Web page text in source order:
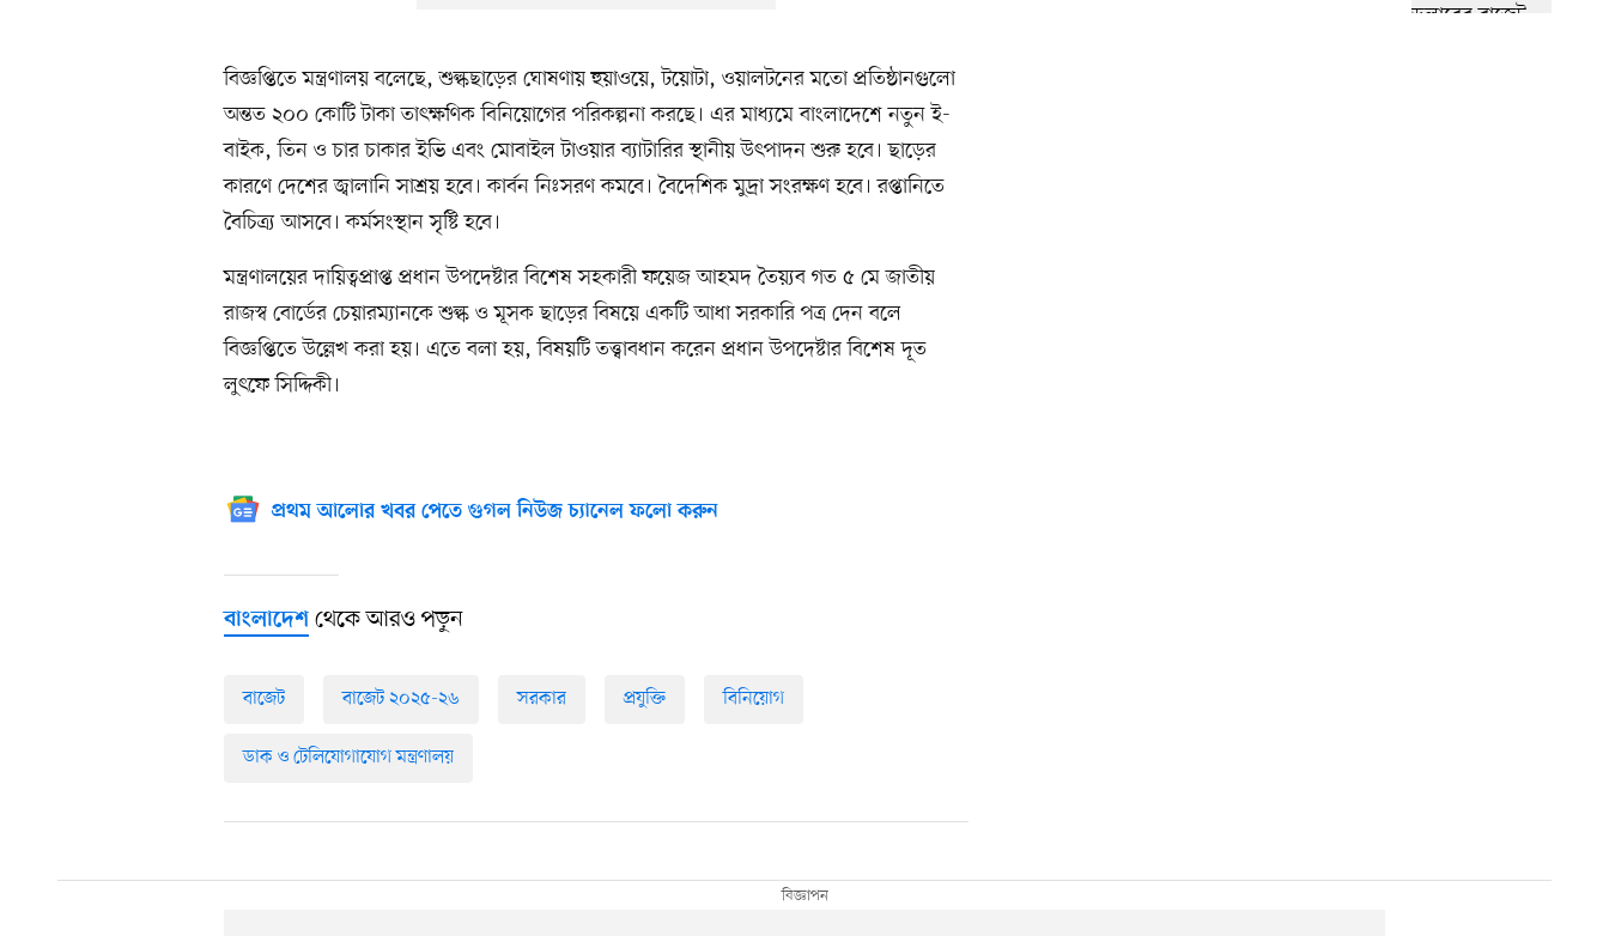
বিজ্ঞপ্তিতে মন্ত্রণালয় বলেছে, শুল্কছাড়ের ঘোষণায় হুয়াওয়ে, টয়োটা, ওয়ালটনের মতো প্রতিষ্ঠানগুলো
অন্তত ২০০ কোটি টাকা তাৎক্ষণিক বিনিয়োগের পরিকল্পনা করছে। এর মাধ্যমে বাংলাদেশে নতুন ই-
বাইক, তিন ও চার চাকার ইভি এবং মোবাইল টাওয়ার ব্যাটারির স্থানীয় উৎপাদন শুরু হবে। ছাড়ের
কারণে দেশের জ্বালানি সাশ্রয় হবে। কার্বন নিঃসরণ কমবে। বৈদেশিক মুদ্রা সংরক্ষণ হবে। রপ্তানিতে
বৈচিত্র্য আসবে। কর্মসংস্থান সৃষ্টি হবে।
মন্ত্রণালয়ের দায়িত্বপ্রাপ্ত প্রধান উপদেষ্টার বিশেষ সহকারী ফয়েজ আহমদ তৈয়্যব গত ৫ মে জাতীয়
রাজস্ব বোর্ডের চেয়ারম্যানকে শুল্ক ও মূসক ছাড়ের বিষয়ে একটি আধা সরকারি পত্র দেন বলে
বিজ্ঞপ্তিতে উল্লেখ করা হয়। এতে বলা হয়, বিষয়টি তত্ত্বাবধান করেন প্রধান উপদেষ্টার বিশেষ দূত
লুৎফে সিদ্দিকী।
প্রথম আলোর খবর পেতে গুগল নিউজ চ্যানেল ফলো করুন
বাংলাদেশ থেকে আরও পড়ুন
বাজেট বাজেট ২০২৫-২৬ সরকার প্রযুক্তি বিনিয়োগ
ডাক ও টেলিযোগাযোগ মন্ত্রণালয়